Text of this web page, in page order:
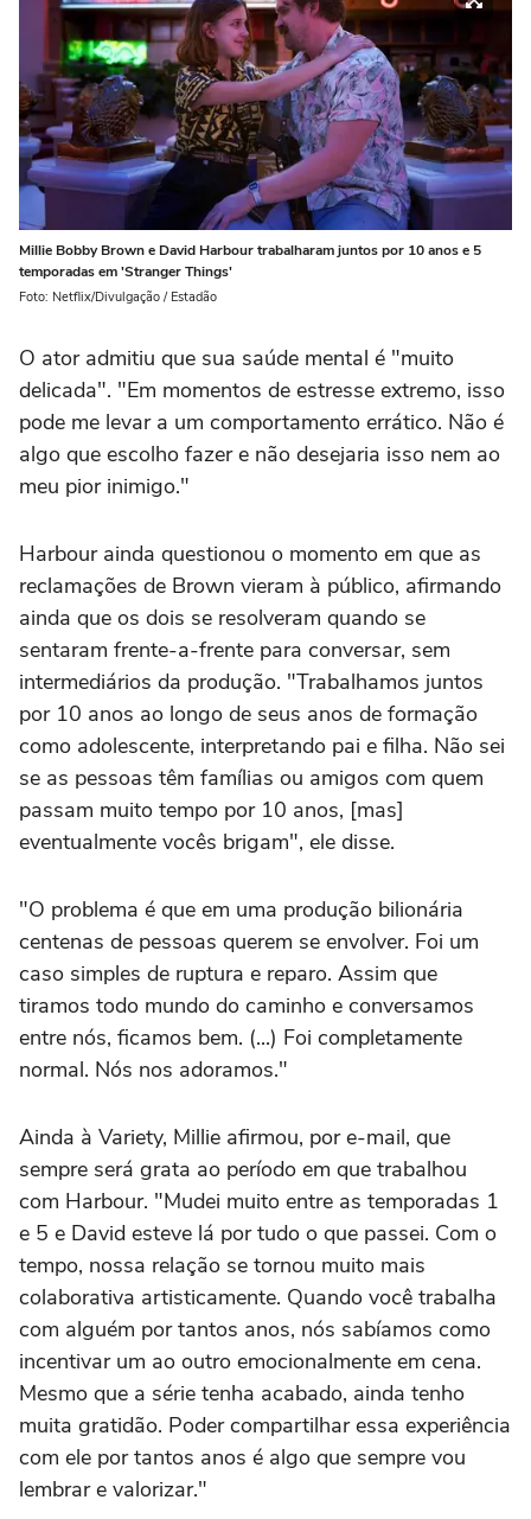
Millie Bobby Brown e David Harbour trabalharam juntos por 10 anos e 5
temporadas em 'Stranger Things'
Foto: Netflix/Divulgação / Estadão
O ator admitiu que sua saúde mental é "muito
delicada". "Em momentos de estresse extremo, isso
pode me levar a um comportamento errático. Não é
algo que escolho fazer e não desejaria isso nem ao
meu pior inimigo."
Harbour ainda questionou o momento em que as
reclamações de Brown vieram à público, afirmando
ainda que os dois se resolveram quando se
sentaram frente-a-frente para conversar, sem
intermediários da produção. "Trabalhamos juntos
por 10 anos ao longo de seus anos de formação
como adolescente, interpretando pai e filha. Não sei
se as pessoas têm famílias ou amigos com quem
passam muito tempo por 10 anos, [mas]
eventualmente vocês brigam", ele disse.
"O problema é que em uma produção bilionária
centenas de pessoas querem se envolver. Foi um
caso simples de ruptura e reparo. Assim que
tiramos todo mundo do caminho e conversamos
entre nós, ficamos bem. (...) Foi completamente
normal. Nós nos adoramos."
Ainda à Variety, Millie afirmou, por e-mail, que
sempre será grata ao período em que trabalhou
com Harbour. "Mudei muito entre as temporadas 1
e 5 e David esteve lá por tudo o que passei. Com o
tempo, nossa relação se tornou muito mais
colaborativa artisticamente. Quando você trabalha
com alguém por tantos anos, nós sabíamos como
incentivar um ao outro emocionalmente em cena.
Mesmo que a série tenha acabado, ainda tenho
muita gratidão. Poder compartilhar essa experiência
com ele por tantos anos é algo que sempre vou
lembrar e valorizar."